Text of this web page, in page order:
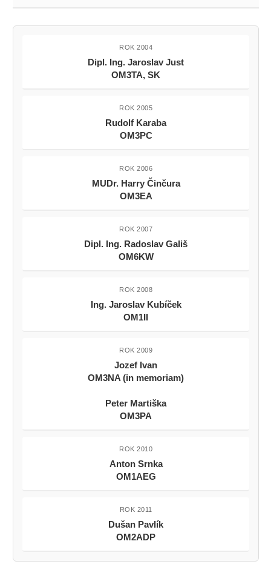
ROK 2004
Dipl. Ing. Jaroslav Just
OM3TA, SK
ROK 2005
Rudolf Karaba
OM3PC
ROK 2006
MUDr. Harry Činčura
OM3EA
ROK 2007
Dipl. Ing. Radoslav Gališ
OM6KW
ROK 2008
Ing. Jaroslav Kubíček
OM1II
ROK 2009
Jozef Ivan
OM3NA (in memoriam)
Peter Martiška
OM3PA
ROK 2010
Anton Srnka
OM1AEG
ROK 2011
Dušan Pavlík
OM2ADP